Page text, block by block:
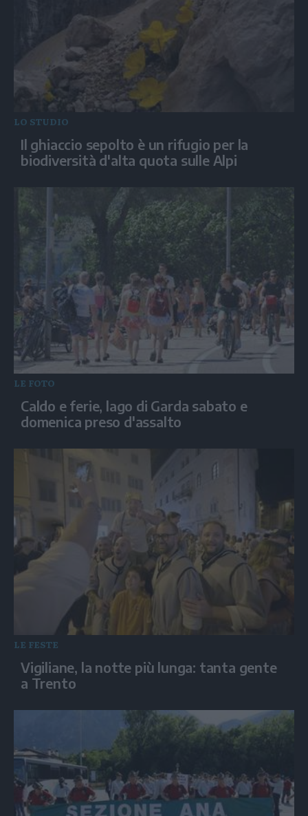
LO STUDIO
Il ghiaccio sepolto è un rifugio per la
biodiversità d'alta quota sulle Alpi
LE FOTO
Caldo e ferie, lago di Garda sabato e
domenica preso d'assalto
LE FESTE
Vigiliane, la notte più lunga: tanta gente
a Trento